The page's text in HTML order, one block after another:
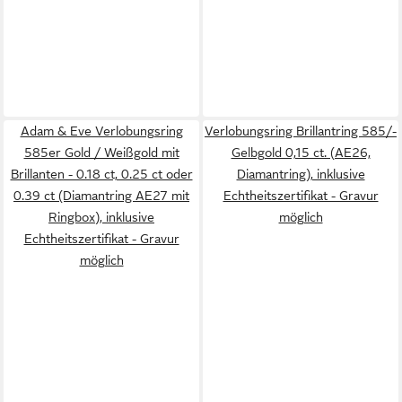
Adam & Eve Verlobungsring
585er Gold / Weißgold mit
Brillanten - 0.18 ct, 0.25 ct oder
0.39 ct (Diamantring AE27 mit
Ringbox), inklusive
Echtheitszertifikat - Gravur
möglich
Verlobungsring Brillantring 585/-
Gelbgold 0,15 ct. (AE26,
Diamantring), inklusive
Echtheitszertifikat - Gravur
möglich